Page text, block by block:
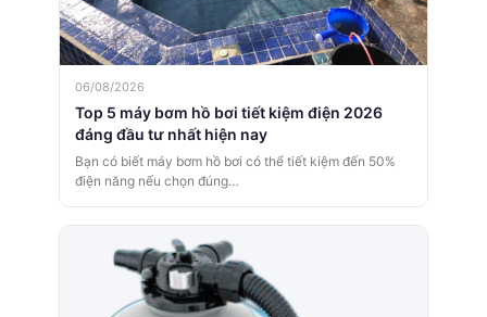
06/08/2026
Top 5 máy bơm hồ bơi tiết kiệm điện 2026
đáng đầu tư nhất hiện nay
Bạn có biết máy bơm hồ bơi có thể tiết kiệm đến 50%
điện năng nếu chọn đúng…